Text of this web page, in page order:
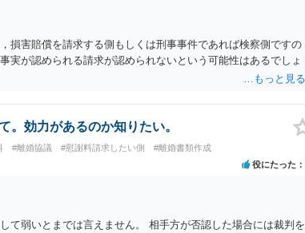
ついて確認する必要があると考えられます。
損害賠償を請求する側もしくは刑事事件であれば検察側ですの
実が認められる請求が認められないという可能性はあるでしょ
。効力があるのか知りたい。
#離婚協議 #慰謝料請求したい側 #離婚書類作成
役にたった
て弱いとまでは言えません。 相手方が否認した場合には裁判を